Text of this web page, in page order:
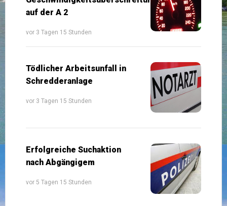
auf der A 2
vor 3 Tagen 15 Stunden
Tödlicher Arbeitsunfall in
Schredderanlage
vor 3 Tagen 15 Stunden
Erfolgreiche Suchaktion
nach Abgängigem
vor 5 Tagen 15 Stunden